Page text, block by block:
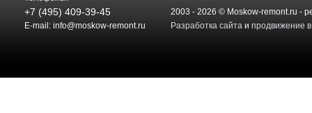
+7 (495) 409-39-45
E-mail: info@moskow-remont.ru
2003 - 2026 © Moskow-remont.ru -
Разработка сайта и продвижение